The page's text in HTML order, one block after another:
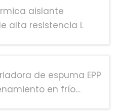
aislante
alta resistencia L
de espuma EPP
en frío